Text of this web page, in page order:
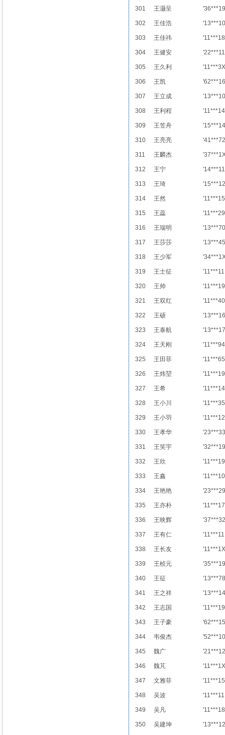
301 王灏呈 '36***19
302 王佳浩 '13***10
303 王佳祎 '11***18
304 王健安 '22***11
305 王久利 '11***3X
306 王凯 '62***16
307 王立成 '13***10
308 王利程 '11***14
309 王笠舟 '15***14
310 王亮亮 '41***72
311 王麟杰
312 王宁 '14***11
313 王琦 '15***12
314 王然 '11***15
315 王蕊 '11***29
316 王瑞明 '13***70
317 王莎莎 '13***45
318 王少军
319 王士征 '11***11
320 王帅 '11***19
321 王双红 '11***40
322 王硕 '13***16
323 王泰航 '13***17
324 王天刚 '11***94
325 王田菲 '11***65
326 王炜堃 '11***19
327 王希 '11***14
328 王小川 '11***35
329 王小羽 '11***12
330 王孝华 '23***33
331 王笑宇 '32***19
332 王欣 '11***19
333 王鑫 '11***10
334 王艳艳 '23***29
335 王亦朴 '11***17
336 王映辉 '37***32
337 王有仁 '11***11
338 王长友 '11***1X
339 王桢元 '35***19
340 王征 '13***78
341 王之祥 '13***14
342 王志国 '11***19
343 王子豪 '62***15
344 韦俊杰 '52***10
345 魏广 '21***12
346 魏芃 '11***1X
347 文雅菲 '11***15
348 吴波 '11***11
349 吴凡 '11***18
350 吴建坤 '13***12